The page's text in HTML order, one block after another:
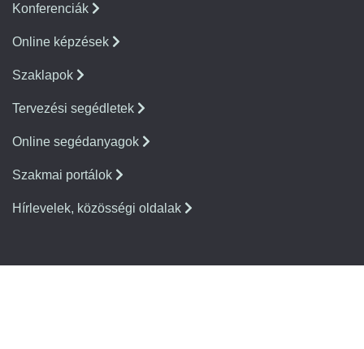
Konferenciák
Online képzések
Szaklapok
Tervezési segédletek
Online segédanyagok
Szakmai portálok
Hírlevelek, közösségi oldalak